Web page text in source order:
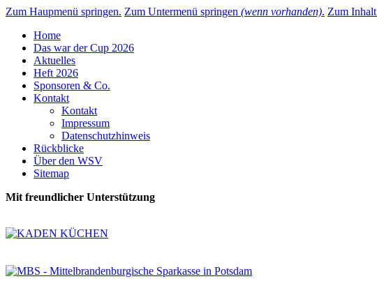
Zum Haupmenü springen. Zum Untermenü springen (wenn vorhanden). Zum Inhalt
Home
Das war der Cup 2026
Aktuelles
Heft 2026
Sponsoren & Co.
Kontakt
Kontakt
Impressum
Datenschutzhinweis
Rückblicke
Über den WSV
Sitemap
Mit freundlicher Unterstützung